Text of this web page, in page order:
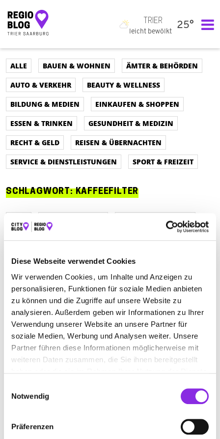
Diese Webseite verwendet Cookies
Wir verwenden Cookies, um Inhalte und Anzeigen zu
personalisieren, Funktionen für soziale Medien anbieten
zu können und die Zugriffe auf unsere Website zu
analysieren. Außerdem geben wir Informationen zu Ihrer
Verwendung unserer Website an unsere Partner für
soziale Medien, Werbung und Analysen weiter. Unsere
Partner führen diese Informationen möglicherweise mit
weiteren Daten zusammen, die Sie ihnen bereitgestellt
Notwendig
Präferenzen
Hauptnavigation
TRIER
leicht bewölkt
25°
ALLE BAUEN & WOHNEN
ÄMTER & BEHÖRDEN
AUTO & VERKEHR
BEAUTY & WELLNESS
BILDUNG & MEDIEN
EINKAUFEN & SHOPPEN
ESSEN & TRINKEN
GESUNDHEIT & MEDIZIN
RECHT & GELD
REISEN & ÜBERNACHTEN
SERVICE & DIENSTLEISTUNGEN
SPORT & FREIZEIT
SCHLAGWORT:KAFFEEFILTER
ÄMTER & BEHÖRDEN
BAUEN & WOHNEN
BEAUTY & WELLNESS
BILDUNG & MEDIEN
EINKAUFEN & SHOPPEN
ESSEN & TRINKEN
RECHT & GELD
REISEN & ÜBERNACHTEN
SERVICE & DIENSTLEISTUNGEN
SPORT & FREIZEIT